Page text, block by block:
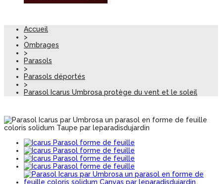
Accueil
>
Ombrages
>
Parasols
>
Parasols déportés
>
Parasol Icarus Umbrosa protège du vent et le soleil